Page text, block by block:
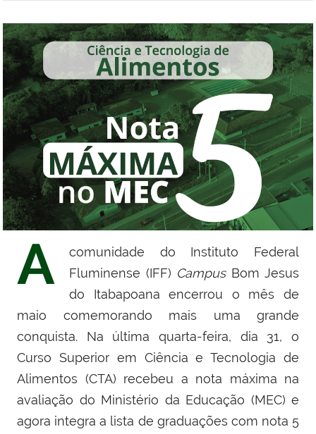
A
comunidade do Instituto Federal
Fluminense (IFF) Campus Bom Jesus
do Itabapoana encerrou o mês de
maio comemorando mais uma grande
conquista. Na última quarta-feira, dia 31, o
Curso Superior em Ciência e Tecnologia de
Alimentos (CTA) recebeu a nota máxima na
avaliação do Ministério da Educação (MEC) e
agora integra a lista de graduações com nota 5